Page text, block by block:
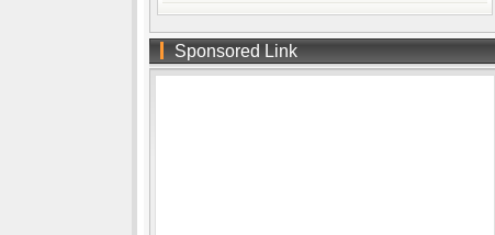
Sponsored Link